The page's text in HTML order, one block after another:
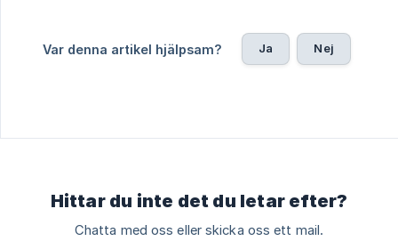
Var denna artikel hjälpsam? Ja Nej
Hittar du inte det du letar efter?
Chatta med oss eller skicka oss ett mail.